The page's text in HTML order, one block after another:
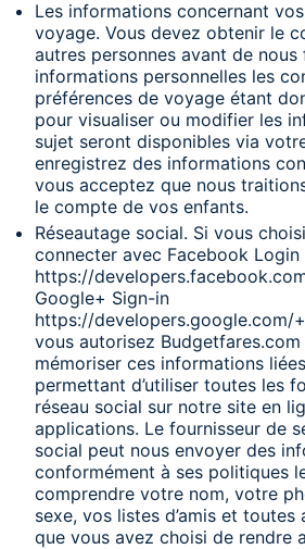
Les informations concernant
voyage. Vous devez obtenir le
autres personnes avant de nous
informations personnelles les
préférences de voyage étant
pour visualiser ou modifier les
sujet seront disponibles via
enregistrez des informations
vous acceptez que nous
le compte de vos enfants.
Réseautage social. Si vous
connecter avec Facebook Login
https://
Google+ Sign-in
https://developers.google.com/
vous autorisez
mémoriser ces informations
permettant d’utiliser toutes les
réseau social sur notre site en
applications. Le fournisseur de
social peut nous envoyer des
conformément à ses politiques
comprendre votre nom, votre
sexe, vos listes d’amis et
que vous avez choisi de rendre